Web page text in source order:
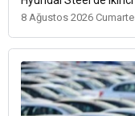
8 Ağustos 2026